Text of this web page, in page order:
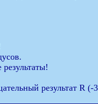
результат R (-